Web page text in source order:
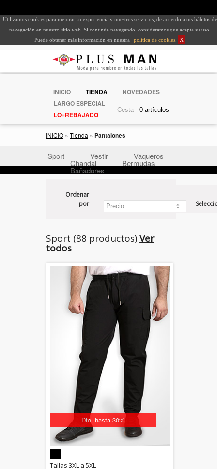
Utilizamos cookies para mejorar su experiencia y nuestros servicios, de acuerdo a tus hábitos de
navegación en nuestro sitio web. Si continúa navegando, consideramos que acepta su uso.
Puede obtener más información en nuestra
política de cookies X
INICIO TIENDA
NOVEDADES
LARGO ESPECIAL
LO+REBAJADO
Cesta -
INICIO » Tienda » Pantalones
Sport Vestir Vaqueros
Chandal Bermudas
Bañadores
Ordenar
por
Sport (88 productos)Ver
todos
Dto. hasta 30%
5.00
Tallas 3XL a 5XL